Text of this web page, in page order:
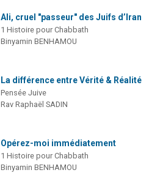
Ali, cruel "passeur" des Juifs d’Iran
1 Histoire pour Chabbath
Binyamin BENHAMOU
La différence entre Vérité & Réalité
Pensée Juive
Rav Raphaël SADIN
Opérez-moi immédiatement
1 Histoire pour Chabbath
Binyamin BENHAMOU